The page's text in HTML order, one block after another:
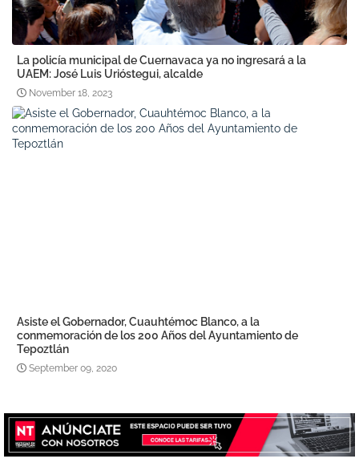
La policía municipal de Cuernavaca ya no ingresará a la
UAEM: José Luis Urióstegui, alcalde
November 18, 2023
Asiste el Gobernador, Cuauhtémoc Blanco, a la
conmemoración de los 200 Años del Ayuntamiento de
Tepoztlán
September 09, 2020